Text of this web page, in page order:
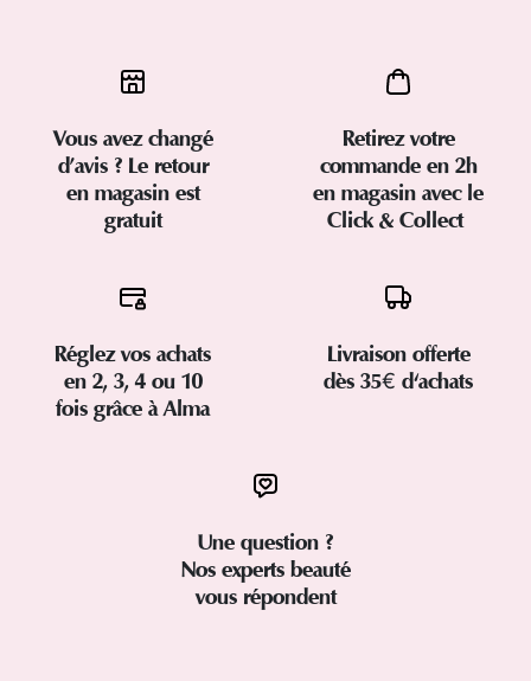
Vous avez changé
d’avis ? Le retour
en magasin est
gratuit
Retirez votre
commande en 2h
en magasin avec le
Click & Collect
Réglez vos achats
en 2, 3, 4 ou 10
fois grâce à Alma
Livraison offerte
dès 35€ d'achats
Une question ?
Nos experts beauté
vous répondent